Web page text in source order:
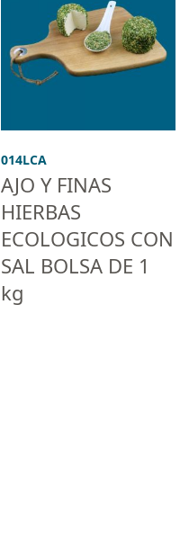
014LCA
AJO Y FINAS
HIERBAS
ECOLOGICOS CON
SAL BOLSA DE 1
kg